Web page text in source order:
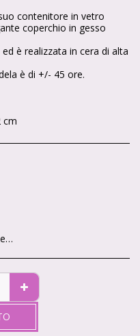
contenitore in vetro
coperchio in gesso
è realizzata in cera di alta
è di +/- 45 ore.
cm
metodo di pagamento che hai usato per l’acquisto.